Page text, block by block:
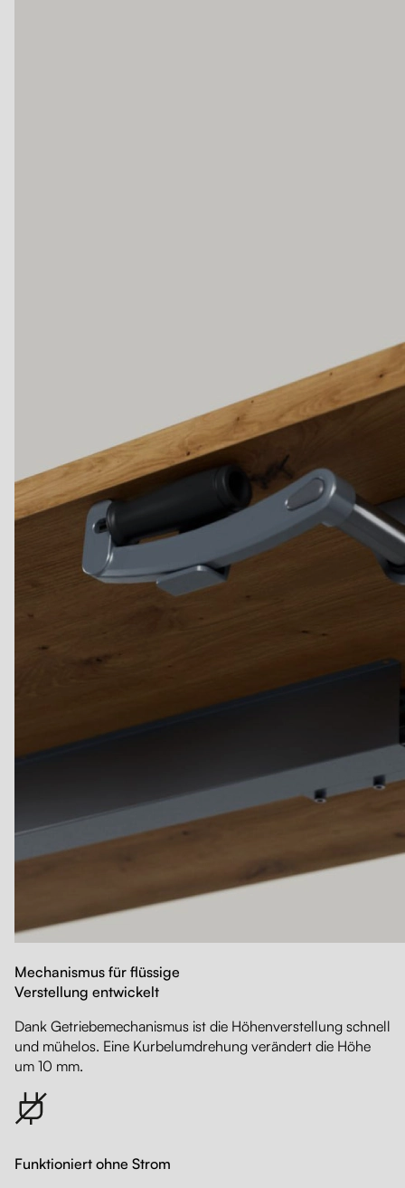
Mechanismus für flüssige
Verstellung entwickelt
Dank Getriebemechanismus ist die Höhenverstellung schnell
und mühelos. Eine Kurbelumdrehung verändert die Höhe
um 10 mm.
Funktioniert ohne Strom